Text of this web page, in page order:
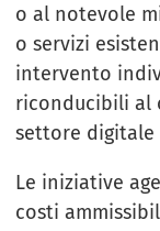
o al notevole
o servizi
intervento
riconducibili al
settore digitale
Le iniziative
costi